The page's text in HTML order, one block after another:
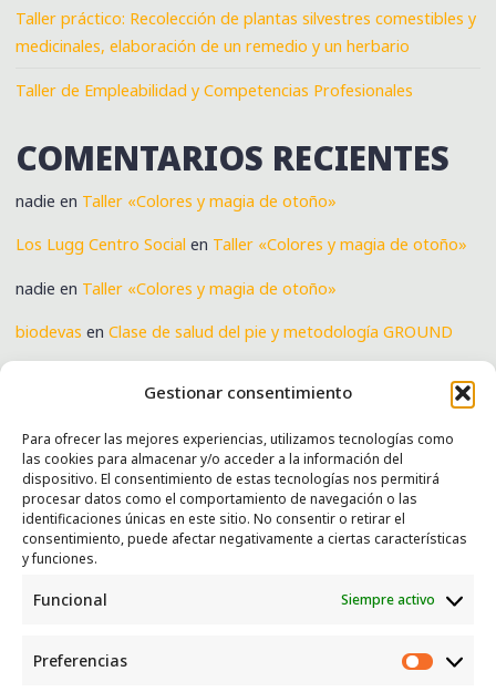
Gestionar consentimiento
Para ofrecer las mejores experiencias, utilizamos tecnologías como
las cookies para almacenar y/o acceder a la información del
dispositivo. El consentimiento de estas tecnologías nos permitirá
procesar datos como el comportamiento de navegación o las
identificaciones únicas en este sitio. No consentir o retirar el
consentimiento, puede afectar negativamente a ciertas características
y funciones.
Funcional Siempre activo
Preferencias
Taller práctico: Recolección de plantas silvestres comestibles y
medicinales, elaboración de un remedio y un herbario
Taller de Empleabilidad y Competencias Profesionales
COMENTARIOS RECIENTES
nadie en Taller «Colores y magia de otoño»
Los Lugg Centro Social en Taller «Colores y magia de otoño»
nadie en Taller «Colores y magia de otoño»
biodevas enClase de salud del pie y metodología GROUND
SERVICIOS
Recogida e intercambio de ropa y enseres.
INFORMACIÓN
Política de privacidad
CONTACTO